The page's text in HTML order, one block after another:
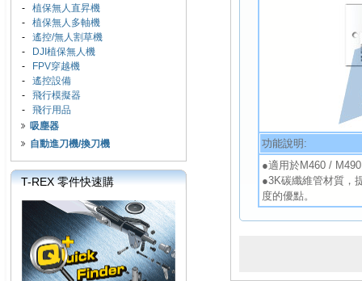
- 植保無人直昇機
- 植保無人多軸機
- 遙控/無人割草機
-
DJI植保無人機
-
FPV穿越機
- 遙控設備
- 飛行模擬器
- 飛行用品
吸塵器
自動進刀機/換刀機
T-REX 零件快速購
功能說明:
●適用於M460 /
●3K碳纖維管材質，
度的優點。